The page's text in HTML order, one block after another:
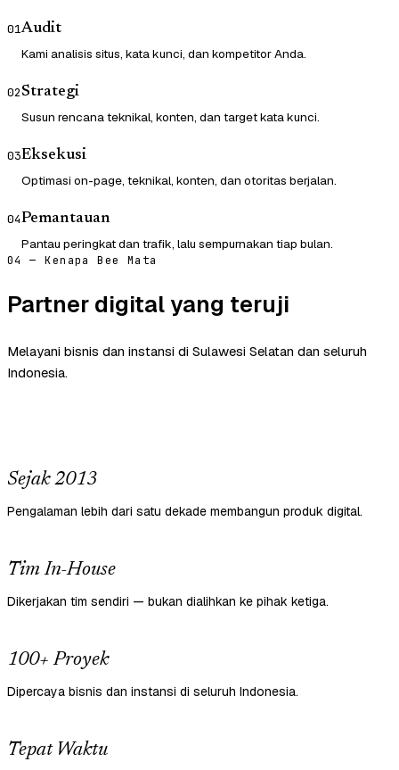
01Audit
Kami analisis situs, kata kunci, dan kompetitor Anda.
02Strategi
Susun rencana teknikal, konten, dan target kata kunci.
03Eksekusi
Optimasi on-page, teknikal, konten, dan otoritas berjalan.
04Pemantauan
Pantau peringkat dan trafik, lalu sempurnakan tiap bulan.
04 — Kenapa Bee Mata
Partner digital yang teruji
Melayani bisnis dan instansi di Sulawesi Selatan dan seluruh
Indonesia.
Sejak 2013
Pengalaman lebih dari satu dekade membangun produk digital.
Tim In-House
Dikerjakan tim sendiri — bukan dialihkan ke pihak ketiga.
100+ Proyek
Dipercaya bisnis dan instansi di seluruh Indonesia.
Tepat Waktu